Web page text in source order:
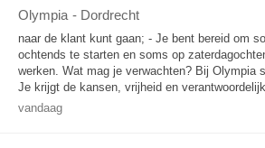
Olympia - Dordrecht
naar de klant kunt gaan; - Je bent bereid om
ochtends te starten en soms op
werken. Wat mag je verwachten? Bij Olympia
Je krijgt de kansen, vrijheid en
vandaag